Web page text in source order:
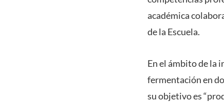
académica
de la Escuela.
En el ámbito de la
fermentación en
su objetivo es